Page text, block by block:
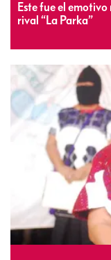
Este fue el
rival “La Parka”